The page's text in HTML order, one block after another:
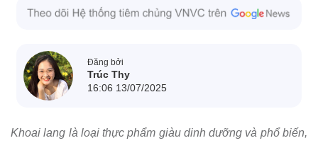
Đăng bởi
Trúc Thy
16:06 13/07/2025
Khoai lang là loại thực phẩm giàu dinh dưỡng và phổ biến,